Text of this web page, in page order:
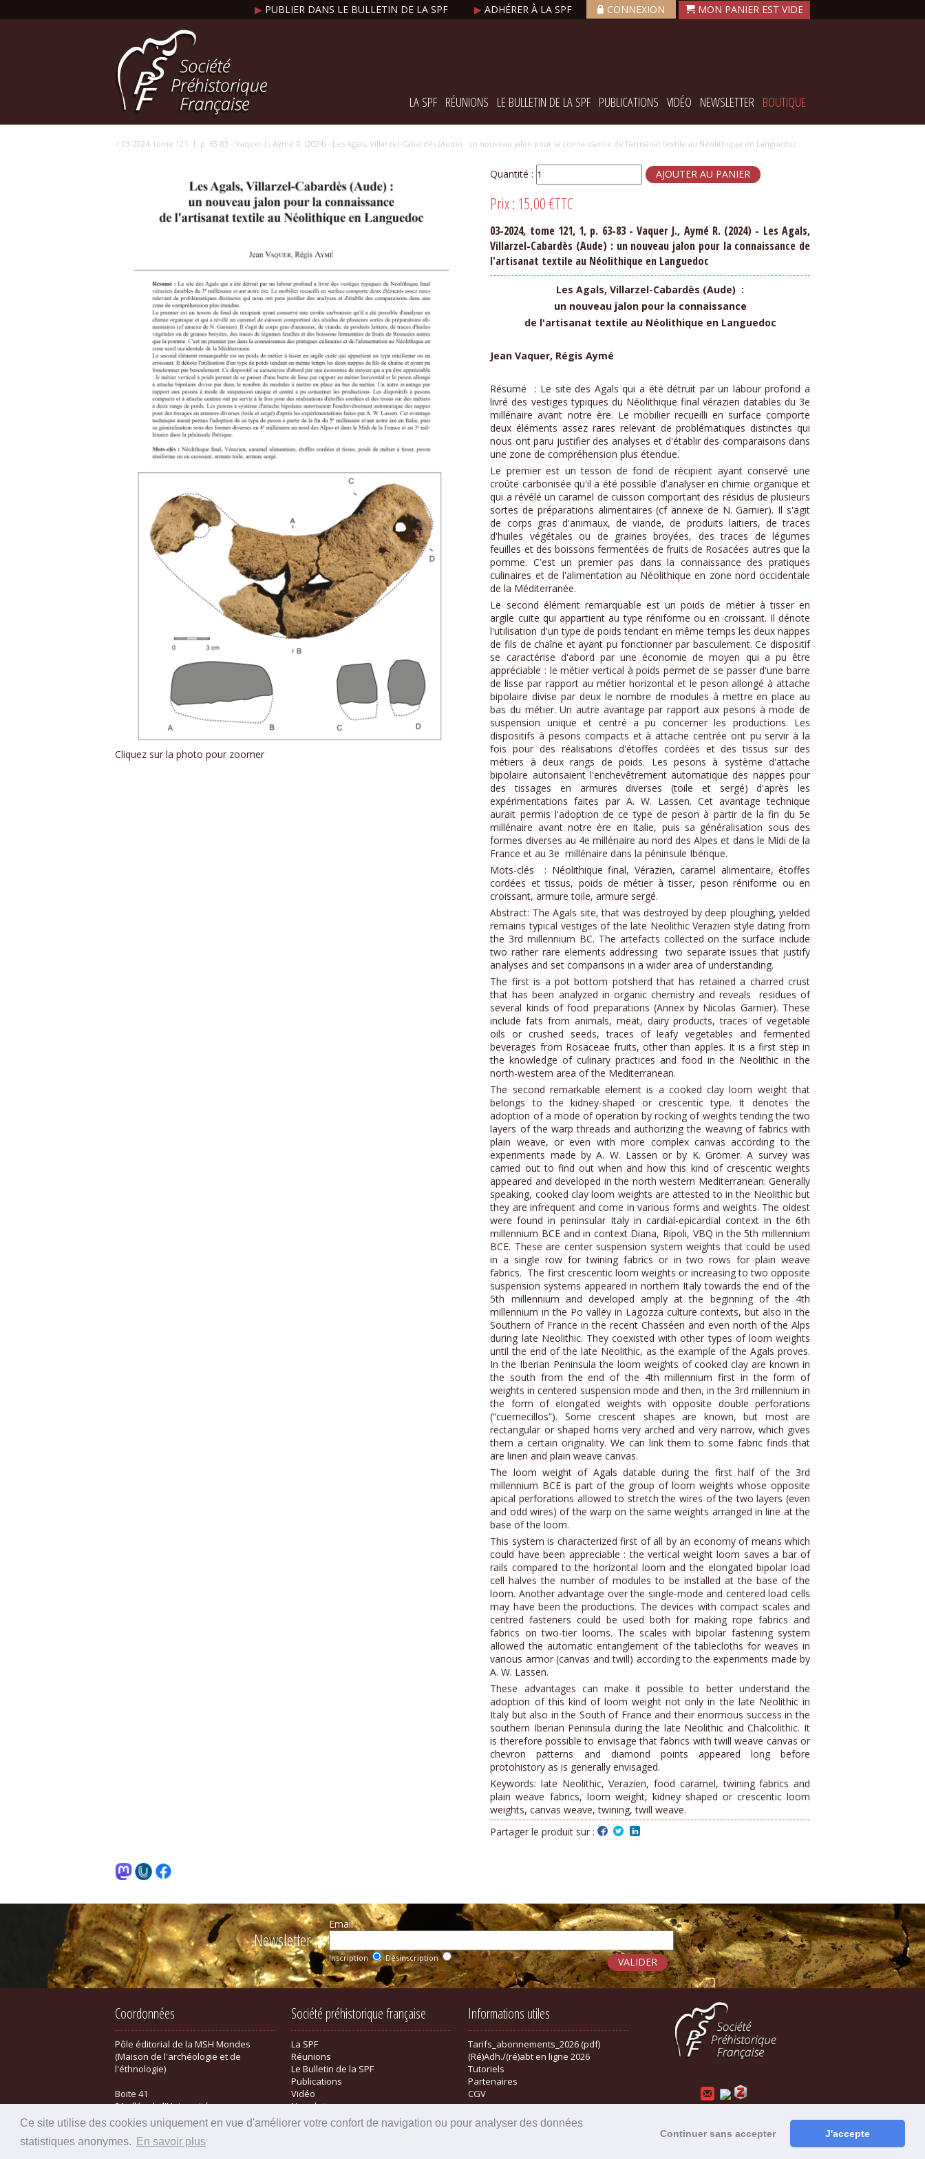
Ce site utilise des cookies uniquement en vue d'améliorer votre confort de navigation ou pour analyser des données
statistiques anonymes.
En savoir plus
Continuer sans accepter J'accepte
▶ PUBLIER DANS LE BULLETIN DE LA SPF ▶ ADHÉRER À LA SPF CONNEXION
LA SPF RÉUNIONS LE BULLETIN DE LA SPF PUBLICATIONS VIDÉO NEWSLETTER BOUTIQUE
> 03-2024, tome 121, 1, p. 63-83 - Vaquer J., Aymé R. (2024) - Les Agals, Villarzel-Cabardès (Aude) : un nouveau jalon pour la connaissance de l'artisanat textile au Néolithique en Languedoc
Cliquez sur la photo pour zoomer
Quantité :
Prix : 15,00 €TTC
03-2024, tome 121, 1, p. 63-83 - Vaquer J., Aymé R. (2024) - Les Agals,
Villarzel-Cabardès (Aude) : un nouveau jalon pour la connaissance de
l'artisanat textile au Néolithique en Languedoc
Les Agals, Villarzel-Cabardès (Aude) :
un nouveau jalon pour la connaissance
de l'artisanat textile au Néolithique en Languedoc
Jean Vaquer, Régis Aymé
Résumé : Le site des Agals qui a été détruit par un labour profond a
livré des vestiges typiques du Néolithique final vérazien datables du 3e
millénaire avant notre ère. Le mobilier recueilli en surface comporte
deux éléments assez rares relevant de problématiques distinctes qui
nous ont paru justifier des analyses et d'établir des comparaisons dans
une zone de compréhension plus étendue.
Le premier est un tesson de fond de récipient ayant conservé une
croûte carbonisée qu'il a été possible d'analyser en chimie organique et
qui a révélé un caramel de cuisson comportant des résidus de plusieurs
sortes de préparations alimentaires (cf annexe de N. Garnier). Il s'agit
de corps gras d'animaux, de viande, de produits laitiers, de traces
d'huiles végétales ou de graines broyées, des traces de légumes
feuilles et des boissons fermentées de fruits de Rosacées autres que la
pomme. C'est un premier pas dans la connaissance des pratiques
culinaires et de l'alimentation au Néolithique en zone nord occidentale
de la Méditerranée.
Le second élément remarquable est un poids de métier à tisser en
argile cuite qui appartient au type réniforme ou en croissant. Il dénote
l'utilisation d'un type de poids tendant en même temps les deux nappes
de fils de chaîne et ayant pu fonctionner par basculement. Ce dispositif
se caractérise d'abord par une économie de moyen qui a pu être
appréciable : le métier vertical à poids permet de se passer d'une barre
de lisse par rapport au métier horizontal et le peson allongé à attache
bipolaire divise par deux le nombre de modules à mettre en place au
bas du métier. Un autre avantage par rapport aux pesons à mode de
suspension unique et centré a pu concerner les productions. Les
dispositifs à pesons compacts et à attache centrée ont pu servir à la
fois pour des réalisations d'étoffes cordées et des tissus sur des
métiers à deux rangs de poids. Les pesons à système d'attache
bipolaire autorisaient l'enchevêtrement automatique des nappes pour
des tissages en armures diverses (toile et sergé) d'après les
expérimentations faites par A. W. Lassen. Cet avantage technique
aurait permis l'adoption de ce type de peson à partir de la fin du 5e
millénaire avant notre ère en Italie, puis sa généralisation sous des
formes diverses au 4e millénaire au nord des Alpes et dans le Midi de la
France et au 3e millénaire dans la péninsule Ibérique.
Mots-clés : Néolithique final, Vérazien, caramel alimentaire, étoffes
cordées et tissus, poids de métier à tisser, peson réniforme ou en
croissant, armure toile, armure sergé.
Abstract: The Agals site, that was destroyed by deep ploughing, yielded
remains typical vestiges of the late Neolithic Verazien style dating from
the 3rd millennium BC. The artefacts collected on the surface include
two rather rare elements addressing two separate issues that justify
analyses and set comparisons in a wider area of understanding.
The first is a pot bottom potsherd that has retained a charred crust
that has been analyzed in organic chemistry and reveals residues of
several kinds of food preparations (Annex by Nicolas Garnier). These
include fats from animals, meat, dairy products, traces of vegetable
oils or crushed seeds, traces of leafy vegetables and fermented
beverages from Rosaceae fruits, other than apples. It is a first step in
the knowledge of culinary practices and food in the Neolithic in the
north-western area of the Mediterranean.
The second remarkable element is a cooked clay loom weight that
belongs to the kidney-shaped or crescentic type. It denotes the
adoption of a mode of operation by rocking of weights tending the two
layers of the warp threads and authorizing the weaving of fabrics with
plain weave, or even with more complex canvas according to the
experiments made by A. W. Lassen or by K. Grömer. A survey was
carried out to find out when and how this kind of crescentic weights
appeared and developed in the north western Mediterranean. Generally
speaking, cooked clay loom weights are attested to in the Neolithic but
they are infrequent and come in various forms and weights. The oldest
were found in peninsular Italy in cardial-epicardial context in the 6th
millennium BCE and in context Diana, Ripoli, VBQ in the 5th millennium
BCE. These are center suspension system weights that could be used
in a single row for twining fabrics or in two rows for plain weave
fabrics. The first crescentic loom weights or increasing to two opposite
suspension systems appeared in northern Italy towards the end of the
5th millennium and developed amply at the beginning of the 4th
millennium in the Po valley in Lagozza culture contexts, but also in the
Southern of France in the recent Chasséen and even north of the Alps
during late Neolithic. They coexisted with other types of loom weights
until the end of the late Neolithic, as the example of the Agals proves.
In the Iberian Peninsula the loom weights of cooked clay are known in
the south from the end of the 4th millennium first in the form of
weights in centered suspension mode and then, in the 3rd millennium in
the form of elongated weights with opposite double perforations
(“cuernecillos”). Some crescent shapes are known, but most are
rectangular or shaped horns very arched and very narrow, which gives
them a certain originality. We can link them to some fabric finds that
are linen and plain weave canvas.
The loom weight of Agals datable during the first half of the 3rd
millennium BCE is part of the group of loom weights whose opposite
apical perforations allowed to stretch the wires of the two layers (even
and odd wires) of the warp on the same weights arranged in line at the
base of the loom.
This system is characterized first of all by an economy of means which
could have been appreciable : the vertical weight loom saves a bar of
rails compared to the horizontal loom and the elongated bipolar load
cell halves the number of modules to be installed at the base of the
loom. Another advantage over the single-mode and centered load cells
may have been the productions. The devices with compact scales and
centred fasteners could be used both for making rope fabrics and
fabrics on two-tier looms. The scales with bipolar fastening system
allowed the automatic entanglement of the tablecloths for weaves in
various armor (canvas and twill) according to the experiments made by
A. W. Lassen.
These advantages can make it possible to better understand the
adoption of this kind of loom weight not only in the late Neolithic in
Italy but also in the South of France and their enormous success in the
southern Iberian Peninsula during the late Neolithic and Chalcolithic. It
is therefore possible to envisage that fabrics with twill weave canvas or
chevron patterns and diamond points appeared long before
protohistory as is generally envisaged.
Keywords: late Neolithic, Verazien, food caramel, twining fabrics and
plain weave fabrics, loom weight, kidney shaped or crescentic loom
weights, canvas weave, twining, twill weave.
Partager le produit sur :
Newsletter
Email :
Inscription Désinscription
Coordonnées
Pôle éditorial de la MSH Mondes
(Maison de l'archéologie et de
l'éthnologie)
Boite 41
21 allée de l'Université
F-92023 Nanterre cedex - FRANCE
Société préhistorique française
La SPF
Réunions
Le Bulletin de la SPF
Publications
Vidéo
Newsletter
Boutique
Informations utiles
Tarifs_abonnements_2026 (pdf)
(Ré)Adh./(ré)abt en ligne 2026
Tutoriels
Partenaires
CGV